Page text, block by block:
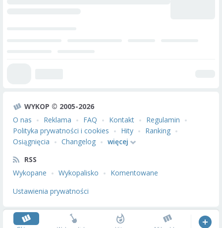
WYKOP © 2005-2026
O nas
Reklama FAQ Kontakt
Regulamin
Polityka prywatności i cookies
Hity
Ranking
Osiągnięcia
Changelog
więcej
RSS
Wykopane
Wykopalisko
Komentowane
Ustawienia prywatności